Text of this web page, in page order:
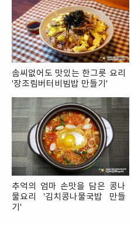
솜씨없어도 맛있는 한그릇 요리
'장조림버터비빔밥 만들기'
추억의 엄마 손맛을 담은 콩나
물요리 '김치콩나물국밥 만들
기'